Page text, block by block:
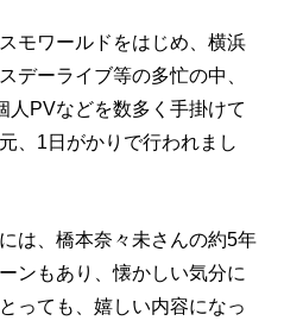
モワールドをはじめ、横浜
デーライブ等の多忙の中、
人PVなどを数多く手掛けて
、1日がかりで行われまし
は、橋本奈々未さんの約5年
ンもあり、懐かしい気分に
っても、嬉しい内容になっ